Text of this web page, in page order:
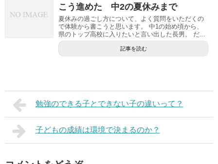
こう進めた 中2の夏休みまで
夏休みの過ごし方について、よく質問をいただくの
で体験から書こうと思います。 中1の始め頃から、
県のトップ高校に入りたいと言い出した長男。 だ...
記事を読む
勉強のできる子とできない子の違いって？
子どもの成績は環境で決まるのか？